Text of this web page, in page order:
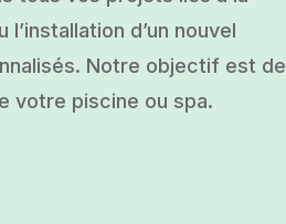
d’un nouvel
Notre objectif est de
votre piscine ou spa.